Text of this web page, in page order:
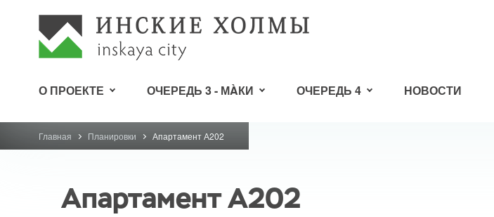
О ПРОЕКТЕ ОЧЕРЕДЬ 3 - МÀКИ ОЧЕРЕДЬ 4 НОВОСТИ
Главная Планировки Апартамент А202
Апартамент А202